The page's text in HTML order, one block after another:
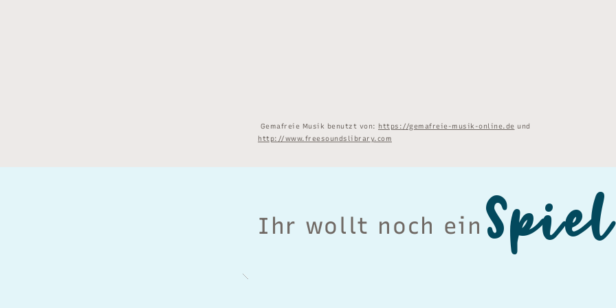
Gemafreie Musik benutzt von: https://gemafreie-musik-online.de und
http://www.freesoundslibrary.com
Ihr wollt noch ein Spiel